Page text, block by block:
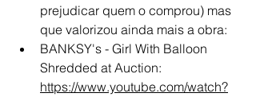
prejudicar quem o comprou) mas
que valorizou ainda mais a obra:
BANKSY's - Girl With Balloon
Shredded at Auction:
https://www.youtube.com/watch?